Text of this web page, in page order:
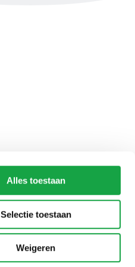
Alles toestaan
Selectie toestaan
Weigeren